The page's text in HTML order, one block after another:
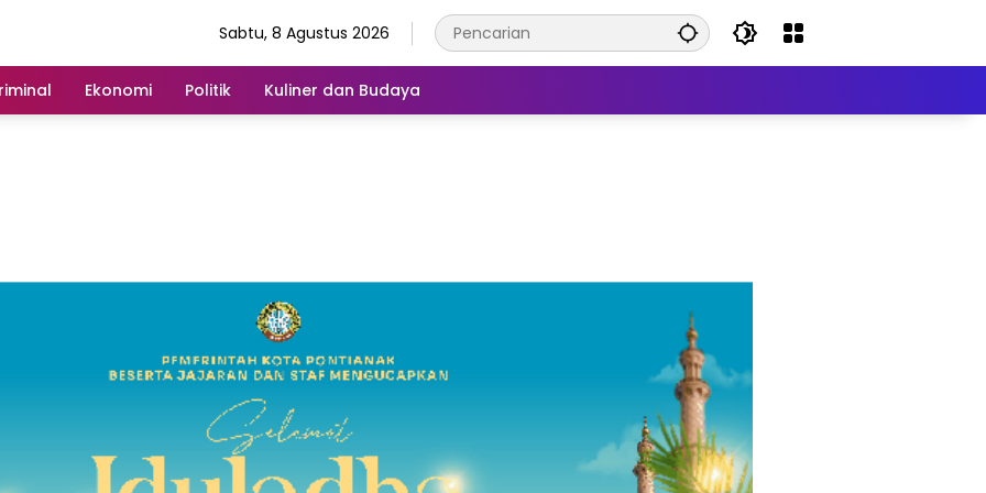
Sabtu, 8 Agustus 2026
Ekonomi Politik Kuliner dan Budaya